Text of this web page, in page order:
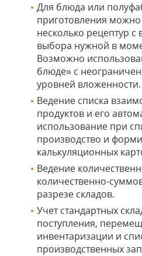
Для блюда или
приготовления можно
несколько рецептур
выбора нужной в
Возможно
блюде» с
уровней вложенности.
Ведение списка
продуктов и его
использование при
производство и
калькуляционных
Ведение
количественно-
разрезе складов.
Учет стандартных
поступления,
инвентаризации и
производственных